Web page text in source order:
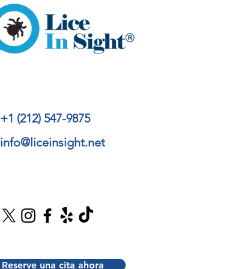
​+1 (212) 547-9875
info@liceinsight.net
Reserve una cita ahora